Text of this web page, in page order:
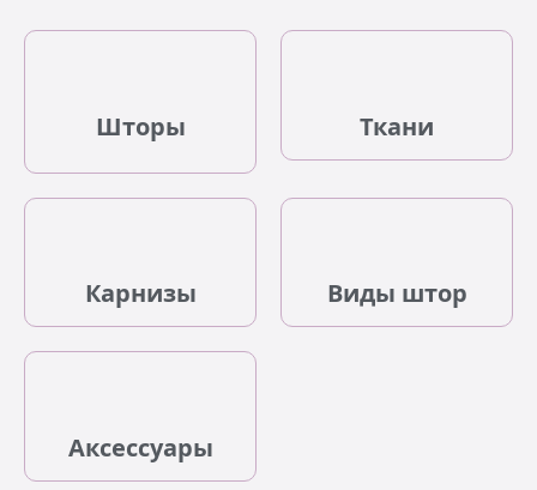
Шторы Ткани
Карнизы Виды штор
Аксессуары